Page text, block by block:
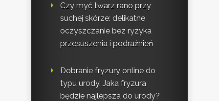
Czy myć twarz rano przy
suchej skórze: delikatne
oczyszczanie bez ryzyka
przesuszenia i podrażnień
Dobranie fryzury online do
typu urody. Jaka fryzura
będzie najlepsza do urody?